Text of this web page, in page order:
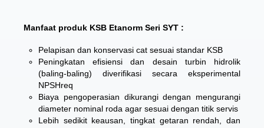
Manfaat produk KSB Etanorm Seri SYT :
Pelapisan dan konservasi cat sesuai standar KSB
Peningkatan efisiensi dan desain turbin hidrolik
(baling-baling) diverifikasi secara eksperimental
NPSHreq
Biaya pengoperasian dikurangi dengan mengurangi
diameter nominal roda agar sesuai dengan titik servis
Lebih sedikit keausan, tingkat getaran rendah, dan